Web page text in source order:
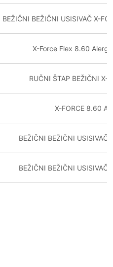
BEŽIČNI BEŽIČNI USISIVAČ X-
X-Force Flex 8.60
RUČNI ŠTAP BEŽIČNI X-
X-FORCE 8.60
BEŽIČNI BEŽIČNI USISIVAČ
BEŽIČNI BEŽIČNI USISIVAČ